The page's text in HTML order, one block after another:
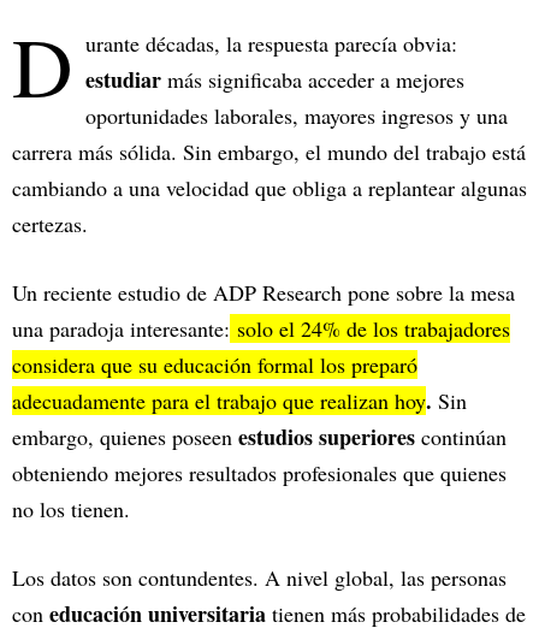
D urante décadas, la respuesta parecía obvia:
estudiar más significaba acceder a mejores
oportunidades laborales, mayores ingresos y una
carrera más sólida. Sin embargo, el mundo del trabajo está
cambiando a una velocidad que obliga a replantear algunas
certezas.
Un reciente estudio de ADP Research pone sobre la mesa
una paradoja interesante: solo el 24% de los trabajadores
considera que su educación formal los preparó
adecuadamente para el trabajo que realizan hoy. Sin
embargo, quienes poseen estudios superiores continúan
obteniendo mejores resultados profesionales que quienes
no los tienen.
Los datos son contundentes. A nivel global, las personas
con educación universitaria tienen más probabilidades de